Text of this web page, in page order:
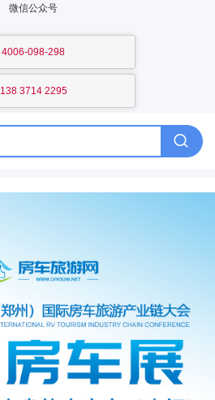
微信公众号
4006-098-298
138 3714 2295